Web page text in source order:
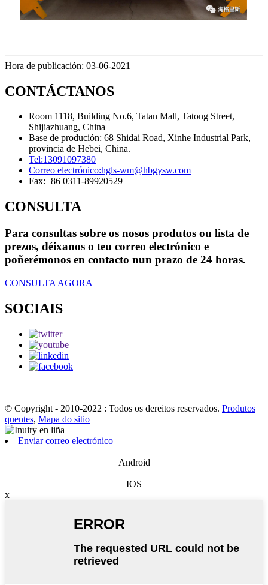
Hora de publicación: 03-06-2021
CONTÁCTANOS
Room 1118, Building No.6, Tatan Mall, Tatong Street,
Shijiazhuang, China
Base de produción: 68 Shidai Road, Xinhe Industrial Park,
provincia de Hebei, China.
Tel:13091097380
Correo electrónico:hgls-wm@hbgysw.com
Fax:+86 0311-89920529
CONSULTA
Para consultas sobre os nosos produtos ou lista de
prezos, déixanos o teu correo electrónico e
poñerémonos en contacto nun prazo de 24 horas.
CONSULTA AGORA
SOCIAIS
© Copyright - 2010-2022 : Todos os dereitos reservados. Produtos
quentes, Mapa do sitio
Enviar correo electrónico
Android
IOS
x